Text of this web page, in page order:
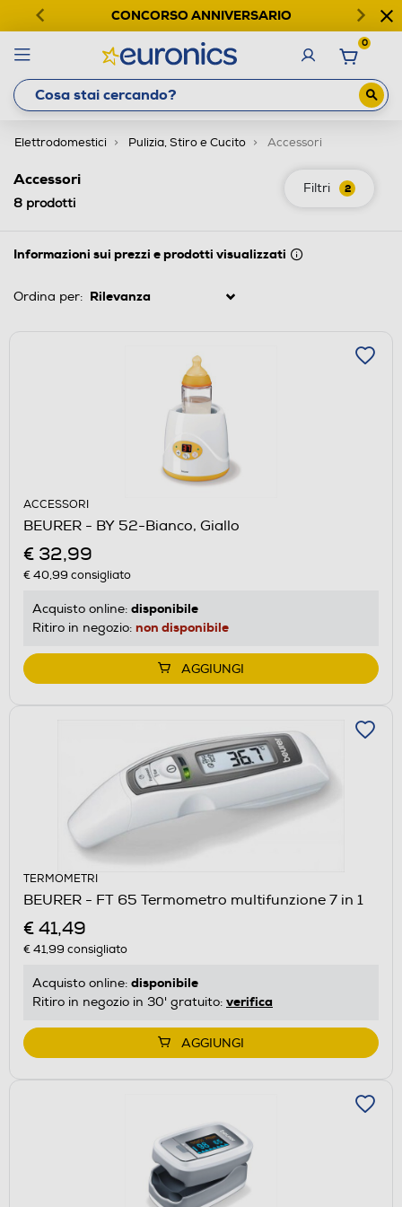
CONCORSO ANNIVERSARIO
0
Elettrodomestici Pulizia, Stiro e Cucito Accessori
Filtri 2
Accessori
8 prodotti
Informazioni sui prezzi e prodotti visualizzati
Ordina per:
ACCESSORI
BEURER - BY 52-Bianco, Giallo
€ 32,99
€ 40,99 consigliato
Acquisto online: disponibile
Ritiro in negozio: non disponibile
AGGIUNGI
TERMOMETRI
BEURER - FT 65 Termometro multifunzione 7 in 1
€ 41,49
€ 41,99 consigliato
Acquisto online: disponibile
Ritiro in negozio in 30' gratuito: verifica
AGGIUNGI